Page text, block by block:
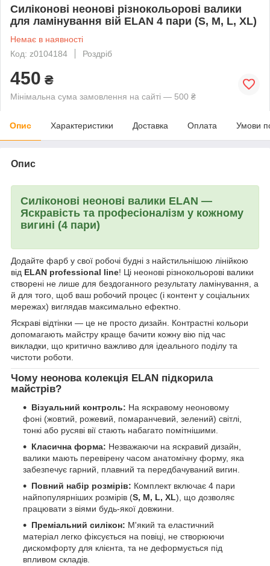
Силіконові неонові різнокольорові валики
для ламінування вій ELAN 4 пари (S, M, L, XL)
Немає в наявності
Код: z0104184
Роздріб
450 ₴
Мінімальна сума замовлення на сайті — 500 ₴
Опис Характеристики Доставка Оплата Умови
Опис
Силіконові неонові валики ELAN —
Яскравість та професіоналізм у кожному
вигині (4 пари)
Додайте фарб у свої робочі будні з найстильнішою лінійкою
від ELAN professional line! Ці неонові різнокольорові валики
створені не лише для бездоганного результату ламінування, а
й для того, щоб ваш робочий процес (і контент у соціальних
мережах) виглядав максимально ефектно.
Яскраві відтінки — це не просто дизайн. Контрастні кольори
допомагають майстру краще бачити кожну вію під час
викладки, що критично важливо для ідеального поділу та
чистоти роботи.
Чому неонова колекція ELAN підкорила
майстрів?
Візуальний контроль: На яскравому неоновому
фоні (жовтий, рожевий, помаранчевий, зелений) світлі,
тонкі або русяві вії стають набагато помітнішими.
Класична форма: Незважаючи на яскравий дизайн,
валики мають перевірену часом анатомічну форму, яка
забезпечує гарний, плавний та передбачуваний вигин.
Повний набір розмірів: Комплект включає 4 пари
найпопулярніших розмірів (S, M, L, XL), що дозволяє
працювати з віями будь-якої довжини.
Преміальний силікон: М'який та еластичний
матеріал легко фіксується на повіці, не створюючи
дискомфорту для клієнта, та не деформується під
впливом складів.